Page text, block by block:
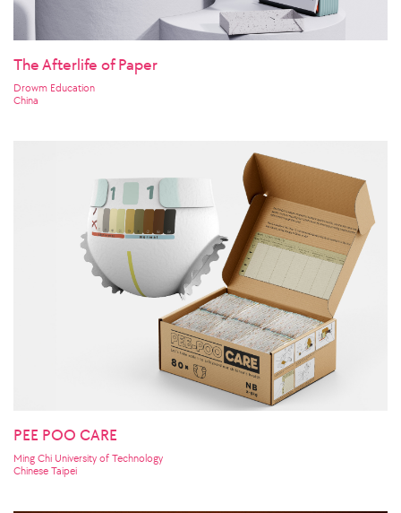
The Afterlife of Paper
Drowm Education
China
PEE POO CARE
Ming Chi University of Technology
Chinese Taipei